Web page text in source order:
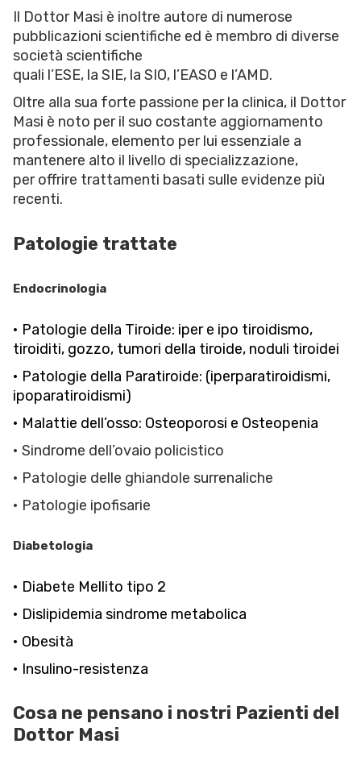
Il Dottor Masi è inoltre autore di numerose
pubblicazioni scientifiche ed è membro di diverse
società scientifiche
quali l’ESE, la SIE, la SIO, l’EASO e l’AMD.
Oltre alla sua forte passione per la clinica, il Dottor
Masi è noto per il suo costante aggiornamento
professionale, elemento per lui essenziale a
mantenere alto il livello di specializzazione,
per offrire trattamenti basati sulle evidenze più
recenti.
Patologie trattate
Endocrinologia
• Patologie della Tiroide: iper e ipo tiroidismo,
tiroiditi, gozzo, tumori della tiroide, noduli tiroidei
• Patologie della Paratiroide: (iperparatiroidismi,
ipoparatiroidismi)
• Malattie dell’osso: Osteoporosi e Osteopenia
• Sindrome dell’ovaio policistico
• Patologie delle ghiandole surrenaliche
• Patologie ipofisarie
Diabetologia
• Diabete Mellito tipo 2
• Dislipidemia sindrome metabolica
• Obesità
• Insulino-resistenza
Cosa ne pensano i nostri Pazienti del
Dottor Masi